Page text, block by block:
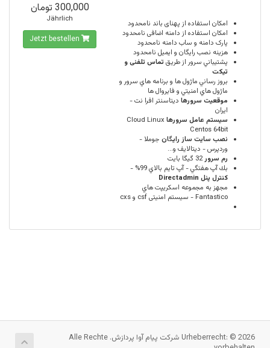
امكان استفاده از پهنای باند نامحدود
امکان استفاده از دامنه اضافی نامحدود
پارک دامنه و ساب دامنه نامحدود
هزینه نصب رایگان و ایمیل نامحدود
پشتيباني سرور از طريق تماس تلفنی و
تیکت
بروز رساني ماژول ها و برنامه هاي سرور و
ماژول هاي امنيتي و فايروال ها
موقعيت سرورها ديتاسنتر افرا نت -
ایران
سيستم عامل سرورها Cloud Linux
Centos 64bit
نصب سایت ساز رایگان جوملا -
وردپرس - دیتالایف و...
رم سرور32 گيگا بايت
بك آپ هفتگي - آپ تايم بالاي 99% -
كنترل پنل Directadmin
مجهز به مجموعه اسكريپت هاي
Fantastico - سیستم امنیتی csf و cxs
300,000 تومان
Jährlich
Jetzt bestellen
Urheberrecht: © 2026 شرکت پیام آوا پردازش. Alle Rechte